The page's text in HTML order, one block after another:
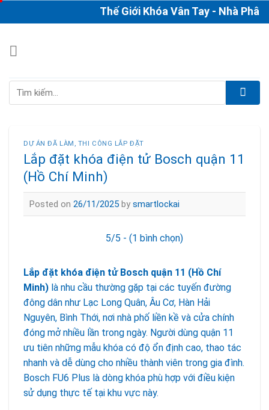
to
Thế Giới Khóa Vân Tay - Nhà Phân
Tìm
DỰ ÁN ĐÃ LÀM , THI CÔNG LẮP ĐẶT
Lắp đặt khóa điện tử Bosch quận 11
(Hồ Chí Minh)
Posted on 26/11/2025 by smartlockai
5/5 - (1 bình chọn)
Lắp đặt khóa điện tử Bosch quận 11 (Hồ Chí
Minh) là nhu cầu thường gặp tại các tuyến đường
đông dân như Lạc Long Quân, Âu Cơ, Hàn Hải
Nguyên, Bình Thới, nơi nhà phố liền kề và cửa chính
đóng mở nhiều lần trong ngày. Người dùng quận 11
ưu tiên những mẫu khóa có độ ổn định cao, thao tác
nhanh và dễ dùng cho nhiều thành viên trong gia đình.
Bosch FU6 Plus là dòng khóa phù hợp với điều kiện
sử dụng thực tế tại khu vực này.